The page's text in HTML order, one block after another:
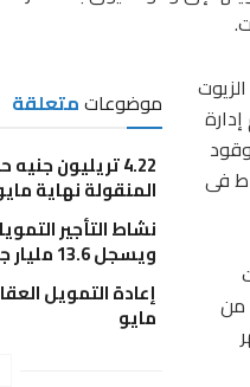
موضوعاتمتعلقة
4.22 تريليون
المنقولة نهاية
ويسجل 13.6 مليار جنيه
مايو
بتجميع الزيوت
فى
من